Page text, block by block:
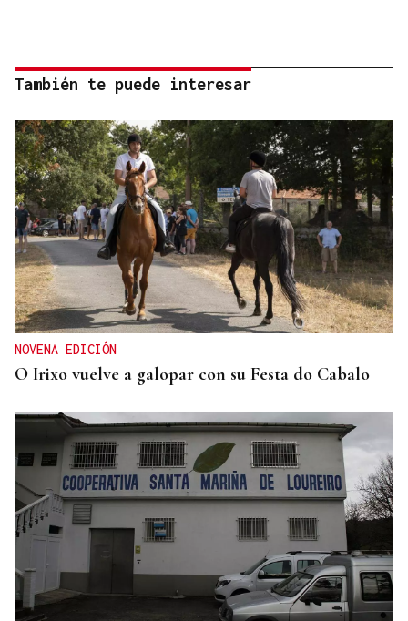
También te puede interesar
NOVENA EDICIÓN
O Irixo vuelve a galopar con su Festa do Cabalo